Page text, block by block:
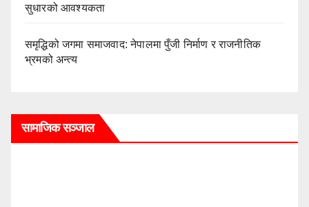
सुधारको आवश्यकता
समृद्धिको जगमा समाजवाद: नेपालमा पुँजी निर्माण र राजनीतिक
भ्रमको अन्त्य
सामाजिक सञ्जाल